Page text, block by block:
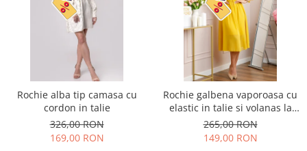
Rochie alba tip camasa cu
cordon in talie
326,00 RON
169,00 RON
Rochie galbena vaporoasa cu
elastic in talie si volanas la
decolteu Allegra
265,00 RON
149,00 RON